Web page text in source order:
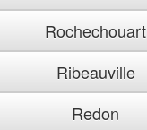
Rochechouart
Ribeauville
Redon